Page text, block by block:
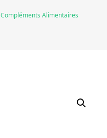
Compléments Alimentaires